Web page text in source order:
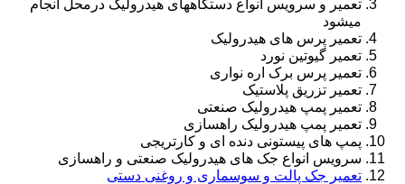
تعمیر و سرویس انواع دستگاههای هیدرولیک درمحل انجام
میشود
تعمیر پرس های هیدرولیک
تعمیر گیوتین نورد
تعمیر پرس برک اره نواری
تعمیر تزریق پلاستیک
تعمیر پمپ هیدرولیک صنعتی
تعمیر پمپ هیدرولیک راهسازی
پمپ های پیستونی دنده ای و کارتریجی
سرویس انواع جک های هیدرولیک صنعتی و راهسازی
تعمیر جک پالت و سوسماری و روغنی دستی